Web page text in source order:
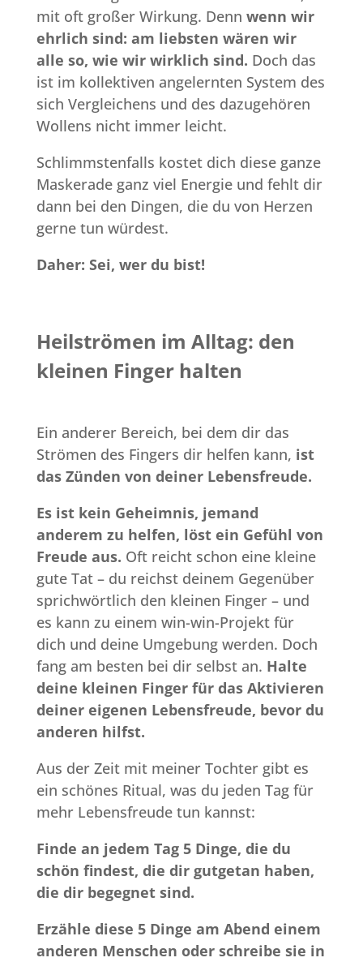
mit oft großer Wirkung. Denn wenn wir
ehrlich sind: am liebsten wären wir
alle so, wie wir wirklich sind. Doch das
ist im kollektiven angelernten System des
sich Vergleichens und des dazugehören
Wollens nicht immer leicht.
Schlimmstenfalls kostet dich diese ganze
Maskerade ganz viel Energie und fehlt dir
dann bei den Dingen, die du von Herzen
gerne tun würdest.
Daher: Sei, wer du bist!
Heilströmen im Alltag: den
kleinen Finger halten
Ein anderer Bereich, bei dem dir das
Strömen des Fingers dir helfen kann, ist
das Zünden von deiner Lebensfreude.
Es ist kein Geheimnis, jemand
anderem zu helfen, löst ein Gefühl von
Freude aus. Oft reicht schon eine kleine
gute Tat – du reichst deinem Gegenüber
sprichwörtlich den kleinen Finger – und
es kann zu einem win-win-Projekt für
dich und deine Umgebung werden. Doch
fang am besten bei dir selbst an. Halte
deine kleinen Finger für das Aktivieren
deiner eigenen Lebensfreude, bevor du
anderen hilfst.
Aus der Zeit mit meiner Tochter gibt es
ein schönes Ritual, was du jeden Tag für
mehr Lebensfreude tun kannst:
Finde an jedem Tag 5 Dinge, die du
schön findest, die dir gutgetan haben,
die dir begegnet sind.
Erzähle diese 5 Dinge am Abend einem
anderen Menschen oder schreibe sie in